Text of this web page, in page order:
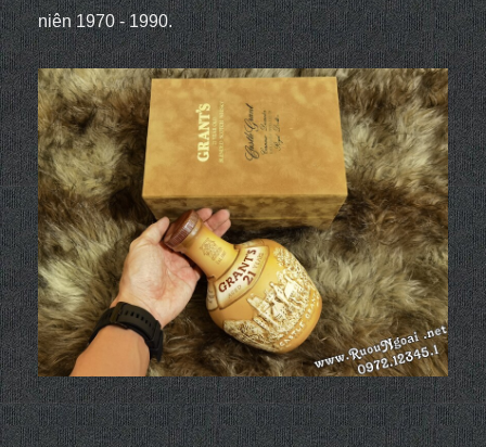
niên 1970 - 1990.